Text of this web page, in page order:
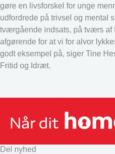
gøre en livsforskel for unge
udfordrede på trivsel og mental
tværgående indsats, på tværs af
afgørende for at vi for alvor
godt eksempel på, siger Tine
Fritid og Idræt.
Del nyhed